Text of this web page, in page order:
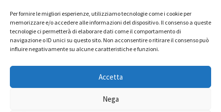
Per fornire le migliori esperienze, utilizziamo tecnologie come i cookie per
memorizzare e/o accedere alle informazioni del dispositivo. Il consenso a queste
tecnologie ci permetterà di elaborare dati come il comportamento di
navigazione o ID unici su questo sito. Non acconsentire o ritirare il consenso può
influire negativamente su alcune caratteristiche e funzioni.
Accetta
Nega
INFORMAZIONI
Contatti
F.A.Q.
Spedizioni
LEGALE
Privacy Policy
Cookie Policy
Termini e Condizioni